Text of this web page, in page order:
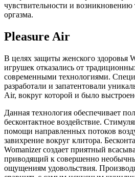
чувствительности и
оргазма.
Pleasure Air
В целях защиты женского здоровья
игрушек отказались от
современными технологиями.
разработали и запатентовали
Air, вокруг которой и было
Данная технология обеспечивает
бесконтактное воздействие.
помощи направленных потоков
завихрение вокруг клитора.
Womanizer создает приятный
приводящий к совершенно
ощущениям удовольствия.